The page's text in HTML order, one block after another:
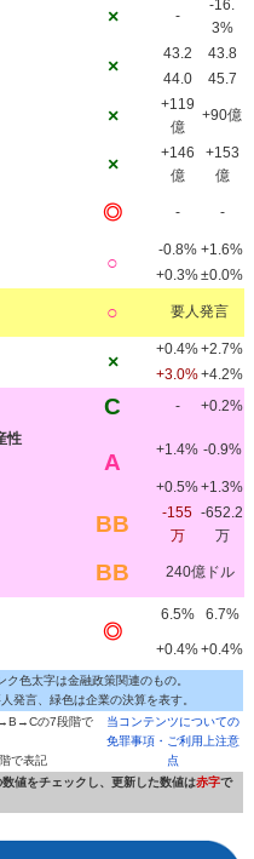
× -
-16.
3%
×
43.2
43.8
44.0
45.7
×
+119
億
+90億
×
+146
億
+153
億
◎ - -
○
-0.8% +1.6%
+0.3%±0.0%
○ 要人発言
×
+0.4%+2.7%
+3.0%+4.2%
C - +0.2%
性
A +1.4% -0.9%
+0.5%+1.3%
BB
-155
万
-652.2
万
BB 240億ドル
◎
6.5% 6.7%
+0.4%+0.4%
色太字は金融政策関連のもの。
発言、緑色は企業の決算を表す。
の7段階で
で表記
当コンテンツについての
免罪事項・ご利用上注意
点
値をチェックし、更新した数値は赤字で